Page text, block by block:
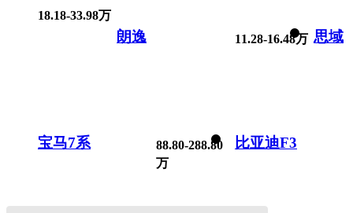
18.18-33.98万
朗逸 11.28-16.48万 思域
宝马7系
88.80-288.80
万
比亚迪F3